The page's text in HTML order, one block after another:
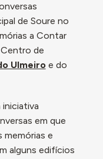
de Soure no
a Contar
de
Ulmeiro e do
em que
memórias e
alguns edifícios